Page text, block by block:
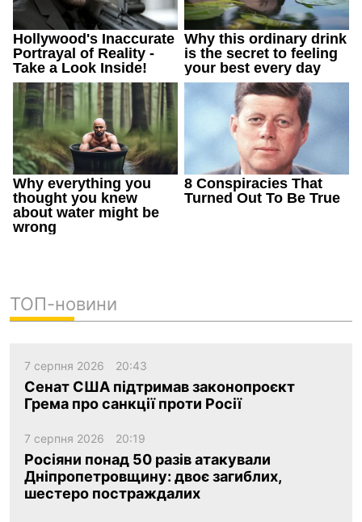
ТОП-новини
7 серпня 2026 20:43
Сенат США підтримав законопроєкт
Грема про санкції проти Росії
7 серпня 2026 20:19
Росіяни понад 50 разів атакували
Дніпропетровщину: двоє загиблих,
шестеро постраждалих